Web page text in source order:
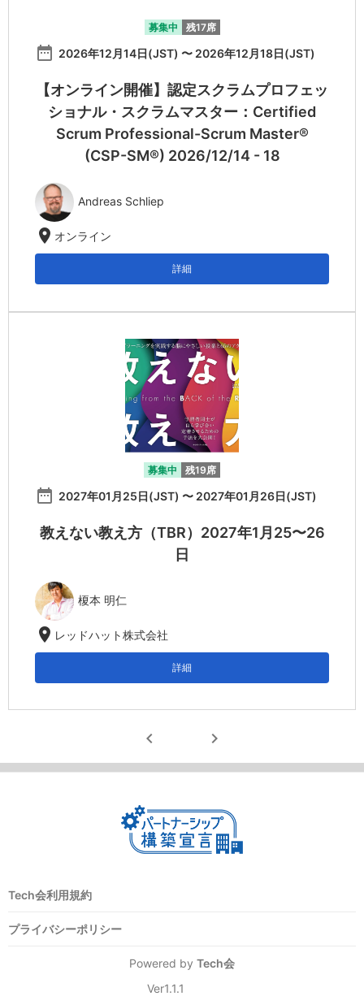
募集中 残17席
date_range 2026年12月14日(JST) 〜 2026年12月18日(JST)
【オンライン開催】認定スクラムプロフェッ
ショナル・スクラムマスター：Certified
Scrum Professional-Scrum Master®
(CSP-SM®) 2026/12/14 - 18
Andreas Schliep
location_on オンライン
詳細
募集中 残19席
date_range 2027年01月25日(JST) 〜 2027年01月26日(JST)
教えない教え方（TBR）2027年1月25〜26
日
榎本 明仁
location_on レッドハット株式会社
詳細
chevron_left chevron_right
Tech会利用規約
プライバシーポリシー
Powered by Tech会
Ver1.1.1